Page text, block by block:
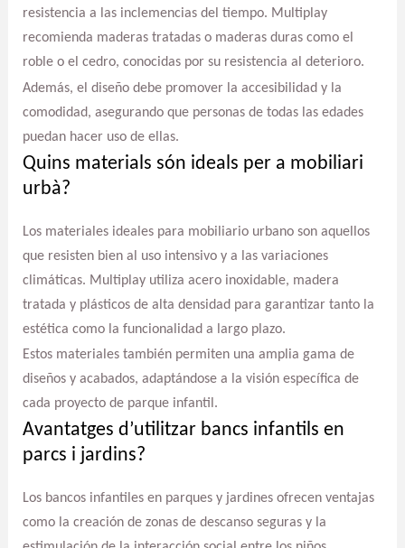
resistencia a las inclemencias del tiempo. Multiplay
recomienda maderas tratadas o maderas duras como el
roble o el cedro, conocidas por su resistencia al deterioro.
Además, el diseño debe promover la accesibilidad y la
comodidad, asegurando que personas de todas las edades
puedan hacer uso de ellas.
Quins materials són ideals per a mobiliari
urbà?
Los materiales ideales para mobiliario urbano son aquellos
que resisten bien al uso intensivo y a las variaciones
climáticas. Multiplay utiliza acero inoxidable, madera
tratada y plásticos de alta densidad para garantizar tanto la
estética como la funcionalidad a largo plazo.
Estos materiales también permiten una amplia gama de
diseños y acabados, adaptándose a la visión específica de
cada proyecto de parque infantil.
Avantatges d’utilitzar bancs infantils en
parcs i jardins?
Los bancos infantiles en parques y jardines ofrecen ventajas
como la creación de zonas de descanso seguras y la